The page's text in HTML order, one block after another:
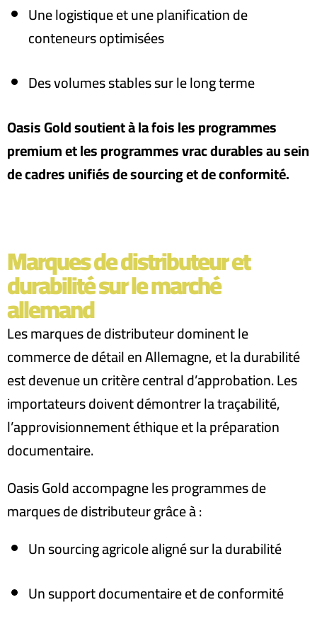
Une logistique et une planification de
conteneurs optimisées
Des volumes stables sur le long terme
Oasis Gold soutient à la fois les programmes
premium et les programmes vrac durables au sein
de cadres unifiés de sourcing et de conformité.
Marques de distributeur et
durabilité sur le marché
allemand
Les marques de distributeur dominent le
commerce de détail en Allemagne, et la durabilité
est devenue un critère central d’approbation. Les
importateurs doivent démontrer la traçabilité,
l’approvisionnement éthique et la préparation
documentaire.
Oasis Gold accompagne les programmes de
marques de distributeur grâce à :
Un sourcing agricole aligné sur la durabilité
Un support documentaire et de conformité